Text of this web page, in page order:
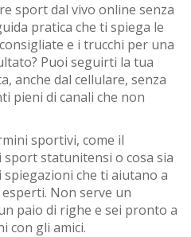
sport dal vivo online senza
pratica che ti spiega le
e i trucchi per una
Puoi seguirti la tua
anche dal cellulare, senza
pieni di canali che non
sportivi, come il
sport statunitensi o cosa sia
che ti aiutano a
Non serve un
paio di righe e sei pronto a
con gli amici.